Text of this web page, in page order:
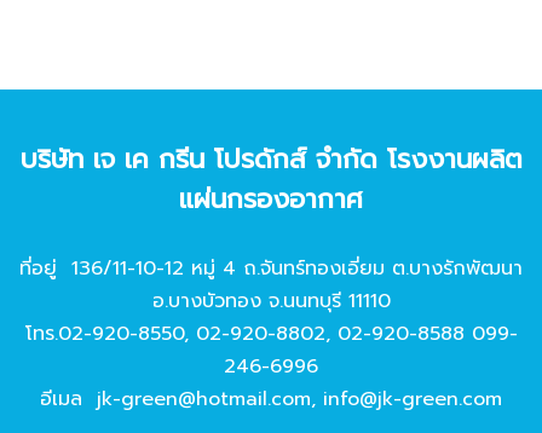
บริษัท เจ เค กรีน โปรดักส์ จํากัด โรงงานผลิต
แผ่นกรองอากาศ
ที่อยู่ 136/11-10-12 หมู่ 4 ถ.จันทร์ทองเอี่ยม ต.บางรักพัฒนา
อ.บางบัวทอง จ.นนทบุรี 11110
โทร.02-920-8550, 02-920-8802, 02-920-8588 099-
246-6996
อีเมล jk-green@hotmail.com, info@jk-green.com